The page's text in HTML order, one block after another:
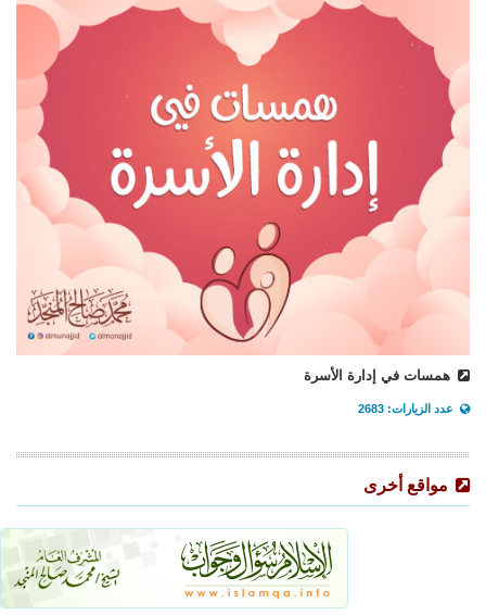
همسات في إدارة الأسرة
عدد الزيارات: 2683
مواقع أخرى